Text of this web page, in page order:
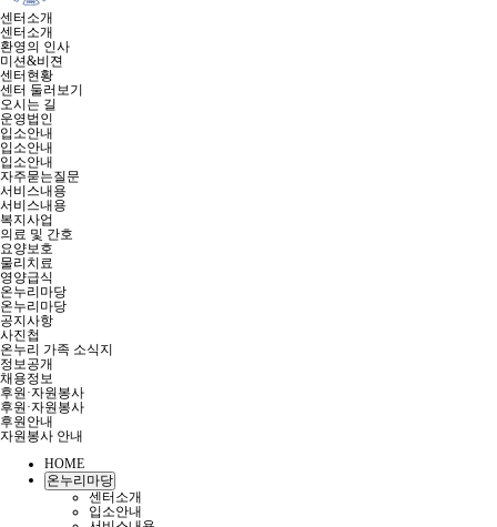
센터소개
센터소개
환영의 인사
미션&비젼
센터현황
센터 둘러보기
오시는 길
운영법인
입소안내
입소안내
입소안내
자주묻는질문
서비스내용
서비스내용
복지사업
의료 및 간호
요양보호
물리치료
영양급식
온누리마당
온누리마당
공지사항
사진첩
온누리 가족 소식지
정보공개
채용정보
후원·자원봉사
후원·자원봉사
후원안내
자원봉사 안내
HOME
온누리마당
센터소개
입소안내